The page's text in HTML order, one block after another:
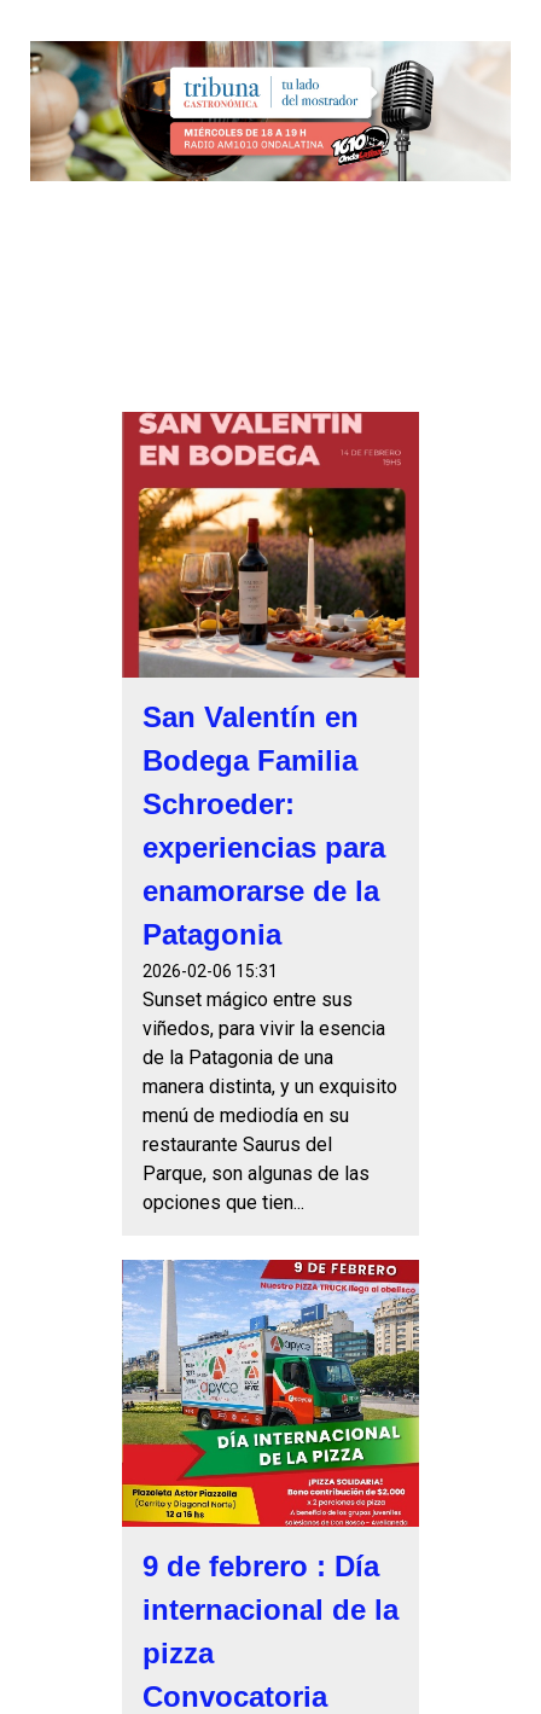
San Valentín en
Bodega Familia
Schroeder:
experiencias para
enamorarse de la
Patagonia
2026-02-06 15:31
Sunset mágico entre sus
viñedos, para vivir la esencia
de la Patagonia de una
manera distinta, y un exquisito
menú de mediodía en su
restaurante Saurus del
Parque, son algunas de las
opciones que tien...
9 de febrero : Día
internacional de la
pizza
Convocatoria